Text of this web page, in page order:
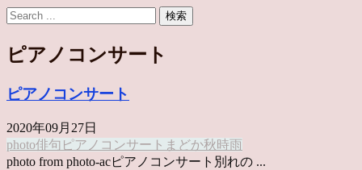
ピアノコンサート
ピアノコンサート
2020年09月27日
photo俳句 ピアノコンサート まどか秋時雨
photo from photo-acピアノコンサート別れの ...